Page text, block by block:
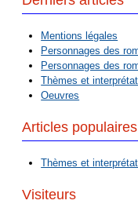
Mentions légales
Personnages des
Personnages des
Thèmes et
Oeuvres
Articles populaires
Thèmes et
Visiteurs